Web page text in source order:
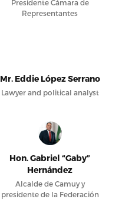
Presidente Cámara de
Representantes
Mr. Eddie López Serrano
Lawyer and political analyst
Hon. Gabriel “Gaby”
Hernández
Alcalde de Camuy y
presidente de la Federación